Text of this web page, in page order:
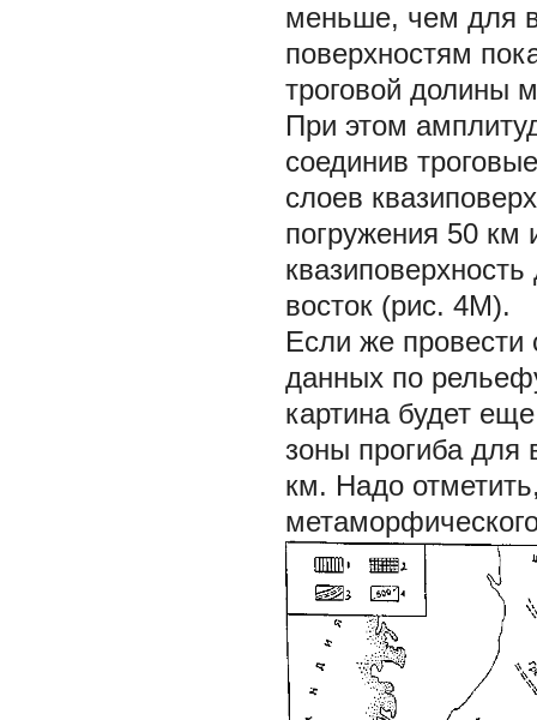
меньше, чем для
поверхностям
троговой долины
При этом
соединив
слоев
погружения 50 км
восток (рис. 4М).
Если же провести
данных по
картина будет
зоны прогиба для
км. Надо